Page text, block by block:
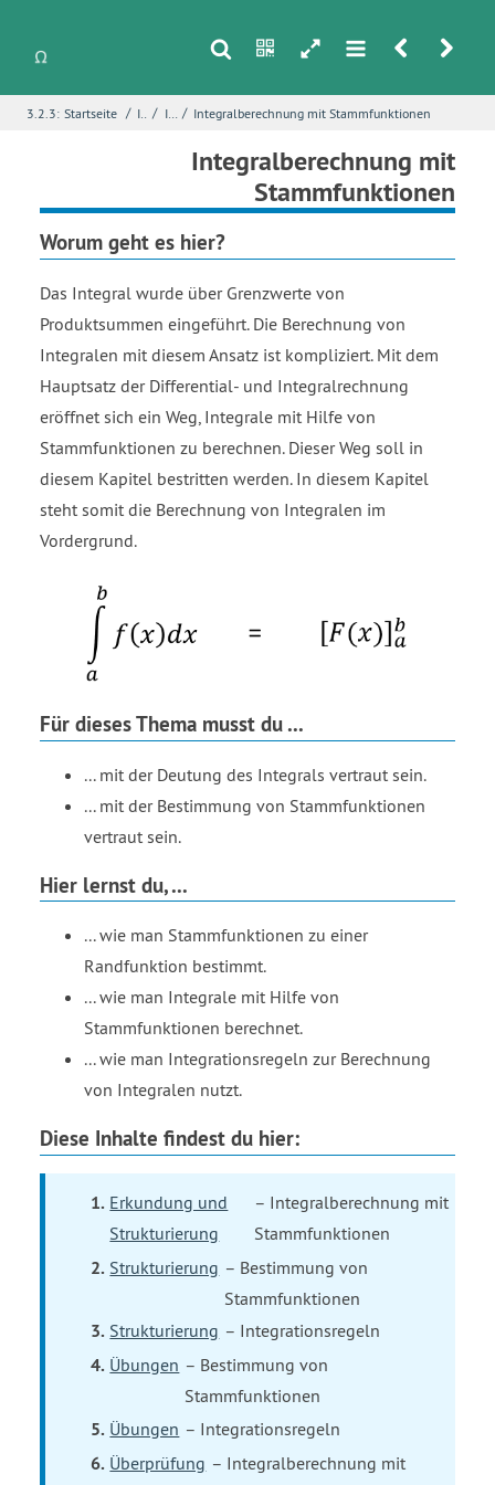
s n h m r u
3.2.3: Startseite / Integralrechnung / Integral und Ableitung / Integralberechnung mit Stammfunktionen
Integralberechnung mit
Stammfunktionen
Worum geht es hier?
Das Integral wurde über Grenzwerte von
Produktsummen eingeführt. Die Berechnung von
Integralen mit diesem Ansatz ist kompliziert. Mit dem
Hauptsatz der Differential- und Integralrechnung
eröffnet sich ein Weg, Integrale mit Hilfe von
Stammfunktionen zu berechnen. Dieser Weg soll in
diesem Kapitel bestritten werden. In diesem Kapitel
steht somit die Berechnung von Integralen im
Vordergrund.
Für dieses Thema musst du ...
... mit der Deutung des Integrals vertraut sein.
... mit der Bestimmung von Stammfunktionen
vertraut sein.
Hier lernst du, ...
... wie man Stammfunktionen zu einer
Randfunktion bestimmt.
... wie man Integrale mit Hilfe von
Stammfunktionen berechnet.
... wie man Integrationsregeln zur Berechnung
von Integralen nutzt.
Diese Inhalte findest du hier:
Erkundung und
Strukturierung
– Integralberechnung mit
Stammfunktionen
Strukturierung – Bestimmung von
Stammfunktionen
Strukturierung – Integrationsregeln
Übungen – Bestimmung von
Stammfunktionen
Übungen – Integrationsregeln
Überprüfung – Integralberechnung mit
E-Mail *
Seite*
Fehlerbeschreibung*